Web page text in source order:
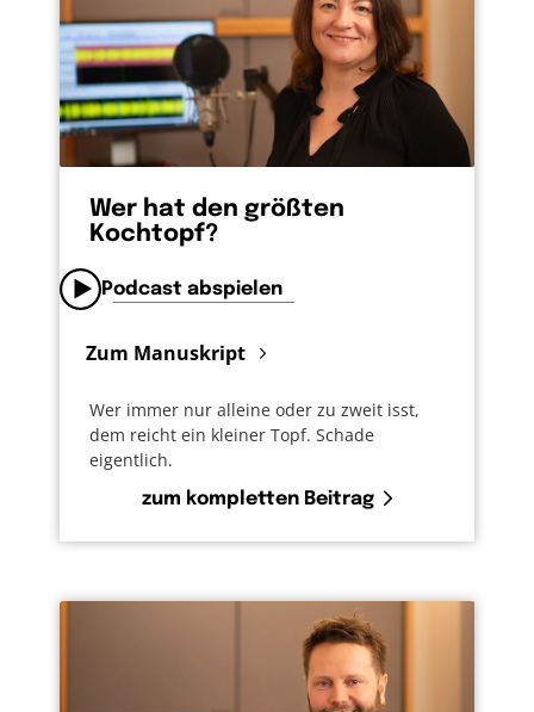
sich aufplustern und Menschen
unterdrücken. Wer bei euch der Größte sein
will, der soll sich vor allem darum kümmern,
dass es allen anderen gut geht. So wie ich es
für euch getan habe. Was für eine Ansage. An
alle, die sich Christen nennen. An alle, die
groß und wichtig sein wollen in dieser Welt.
Kümmert euch. Zuerst um andere.
Wer hat den größten
Kochtopf?
Podcast abspielen
Zum Manuskript
Wer immer nur alleine oder zu zweit isst,
dem reicht ein kleiner Topf. Schade
eigentlich.
zum kompletten Beitrag